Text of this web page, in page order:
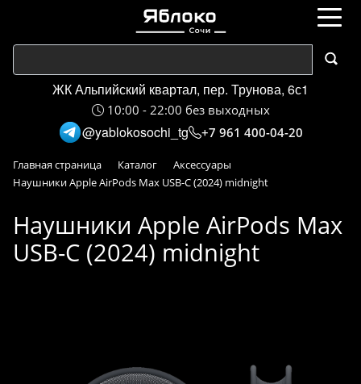
ЖК Альпийский квартал, пер. Трунова, 6с1
10:00 - 22:00 без выходных
@yablokosochi_tg +7 961 400-04-20
Главная страница Каталог
Аксессуары
Наушники Apple AirPods Max USB-C (2024) midnight
Наушники Apple AirPods Max
USB-C (2024) midnight